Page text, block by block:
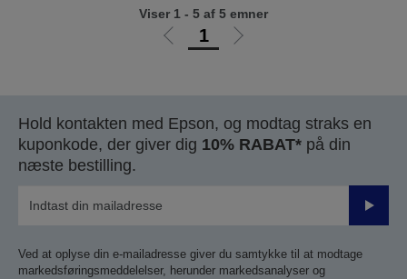
Gå
1
Gå
Viser 1 - 5 af 5 emner
Hold kontakten med Epson, og modtag straks en
kuponkode, der giver dig 10% RABAT* på din
næste bestilling.
Send
Ved at oplyse din e-mailadresse giver du samtykke til at modtage
markedsføringsmeddelelser, herunder markedsanalyser og